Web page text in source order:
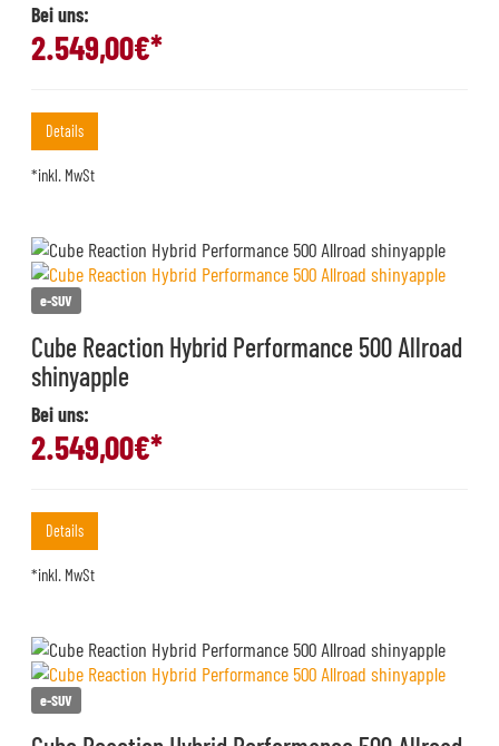
Bei uns:
2.549,00€*
Details
*inkl. MwSt
e-SUV
Cube Reaction Hybrid Performance 500 Allroad
shinyapple
Bei uns:
2.549,00€*
Details
*inkl. MwSt
e-SUV